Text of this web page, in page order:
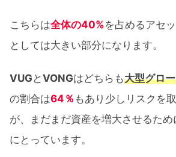
こちらは全体の40%を占めるアセ
としては大きい部分になります。
VUG とVONGはどちらも大型グロ
の割合は64％ もあり少しリスクを
が、まだまだ資産を増大させるた
にとっています。